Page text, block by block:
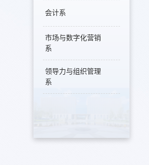
会计系
市场与数字化营销
系
领导力与组织管理
系